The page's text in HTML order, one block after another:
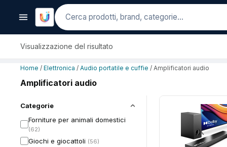
Cerca
Visualizzazione del risultato
Home / Elettronica / Audio portatile e cuffie / Amplificatori audio
Amplificatori audio
Categorie
Forniture per animali domestici
(62)
Giochi e giocattoli (56)